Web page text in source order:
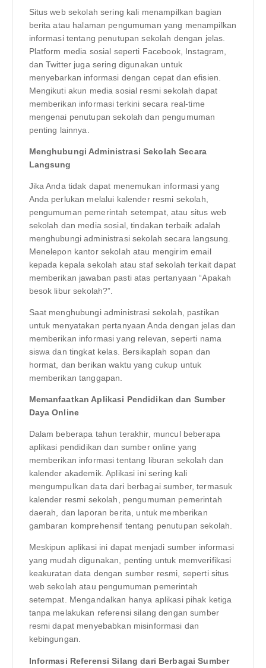
Situs web sekolah sering kali menampilkan bagian
berita atau halaman pengumuman yang menampilkan
informasi tentang penutupan sekolah dengan jelas.
Platform media sosial seperti Facebook, Instagram,
dan Twitter juga sering digunakan untuk
menyebarkan informasi dengan cepat dan efisien.
Mengikuti akun media sosial resmi sekolah dapat
memberikan informasi terkini secara real-time
mengenai penutupan sekolah dan pengumuman
penting lainnya.
Menghubungi Administrasi Sekolah Secara
Langsung
Jika Anda tidak dapat menemukan informasi yang
Anda perlukan melalui kalender resmi sekolah,
pengumuman pemerintah setempat, atau situs web
sekolah dan media sosial, tindakan terbaik adalah
menghubungi administrasi sekolah secara langsung.
Menelepon kantor sekolah atau mengirim email
kepada kepala sekolah atau staf sekolah terkait dapat
memberikan jawaban pasti atas pertanyaan “Apakah
besok libur sekolah?”.
Saat menghubungi administrasi sekolah, pastikan
untuk menyatakan pertanyaan Anda dengan jelas dan
memberikan informasi yang relevan, seperti nama
siswa dan tingkat kelas. Bersikaplah sopan dan
hormat, dan berikan waktu yang cukup untuk
memberikan tanggapan.
Memanfaatkan Aplikasi Pendidikan dan Sumber
Daya Online
Dalam beberapa tahun terakhir, muncul beberapa
aplikasi pendidikan dan sumber online yang
memberikan informasi tentang liburan sekolah dan
kalender akademik. Aplikasi ini sering kali
mengumpulkan data dari berbagai sumber, termasuk
kalender resmi sekolah, pengumuman pemerintah
daerah, dan laporan berita, untuk memberikan
gambaran komprehensif tentang penutupan sekolah.
Meskipun aplikasi ini dapat menjadi sumber informasi
yang mudah digunakan, penting untuk memverifikasi
keakuratan data dengan sumber resmi, seperti situs
web sekolah atau pengumuman pemerintah
setempat. Mengandalkan hanya aplikasi pihak ketiga
tanpa melakukan referensi silang dengan sumber
resmi dapat menyebabkan misinformasi dan
kebingungan.
Informasi Referensi Silang dari Berbagai Sumber